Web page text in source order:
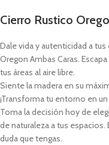
Cierro Rustico
Dale vida y autenticidad a
Oregon Ambas Caras.
tus áreas al aire libre.
Siente la madera en su
¡Transforma tu entorno en
Toma la decisión hoy de
de naturaleza a tus espacios.
duda que tengas.